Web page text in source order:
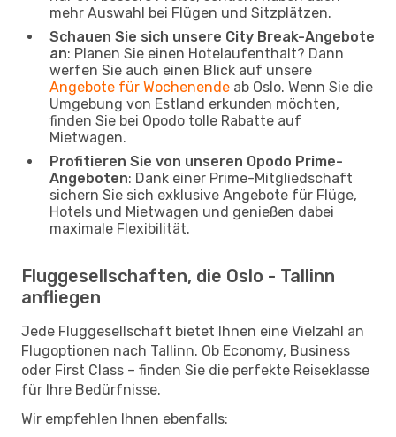
mehr Auswahl bei Flügen und Sitzplätzen.
Schauen Sie sich unsere City Break-Angebote
an: Planen Sie einen Hotelaufenthalt? Dann
werfen Sie auch einen Blick auf unsere
Angebote für Wochenende ab Oslo. Wenn Sie die
Umgebung von Estland erkunden möchten,
finden Sie bei Opodo tolle Rabatte auf
Mietwagen.
Profitieren Sie von unseren Opodo Prime-
Angeboten: Dank einer Prime-Mitgliedschaft
sichern Sie sich exklusive Angebote für Flüge,
Hotels und Mietwagen und genießen dabei
maximale Flexibilität.
Fluggesellschaften, die Oslo - Tallinn
anfliegen
Jede Fluggesellschaft bietet Ihnen eine Vielzahl an
Flugoptionen nach Tallinn. Ob Economy, Business
oder First Class – finden Sie die perfekte Reiseklasse
für Ihre Bedürfnisse.
Wir empfehlen Ihnen ebenfalls: